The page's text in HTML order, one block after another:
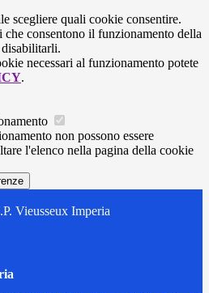
scegliere quali cookie consentire.
consentono il funzionamento della
necessari al funzionamento potete
.
non possono essere
l'elenco nella pagina della cookie
Vieusseux Imperia